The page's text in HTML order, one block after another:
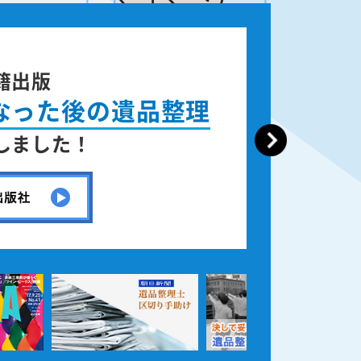
出版
った後の遺品整理
ました！